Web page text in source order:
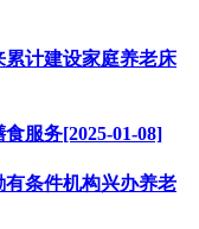
计建设家庭养老床
服务[2025-01-08]
条件机构兴办养老